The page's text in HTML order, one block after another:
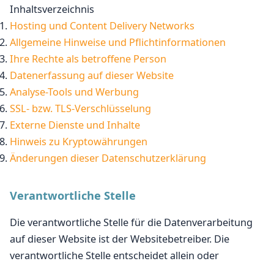
Inhaltsverzeichnis
Hosting und Content Delivery Networks
Allgemeine Hinweise und Pflichtinformationen
Ihre Rechte als betroffene Person
Datenerfassung auf dieser Website
Analyse-Tools und Werbung
SSL- bzw. TLS-Verschlüsselung
Externe Dienste und Inhalte
Hinweis zu Kryptowährungen
Änderungen dieser Datenschutzerklärung
Verantwortliche Stelle
Die verantwortliche Stelle für die Datenverarbeitung
auf dieser Website ist der Websitebetreiber. Die
verantwortliche Stelle entscheidet allein oder